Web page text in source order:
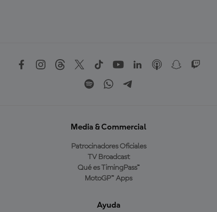
Media & Commercial
Patrocinadores Oficiales
TV Broadcast
Qué es TimingPass™
MotoGP™ Apps
Ayuda